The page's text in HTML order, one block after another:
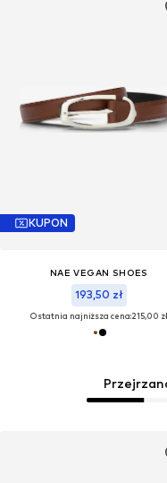
KUPON
NAE VEGAN SHOES
193,50 zł
Ostatnia najniższa cena:215,00 zł